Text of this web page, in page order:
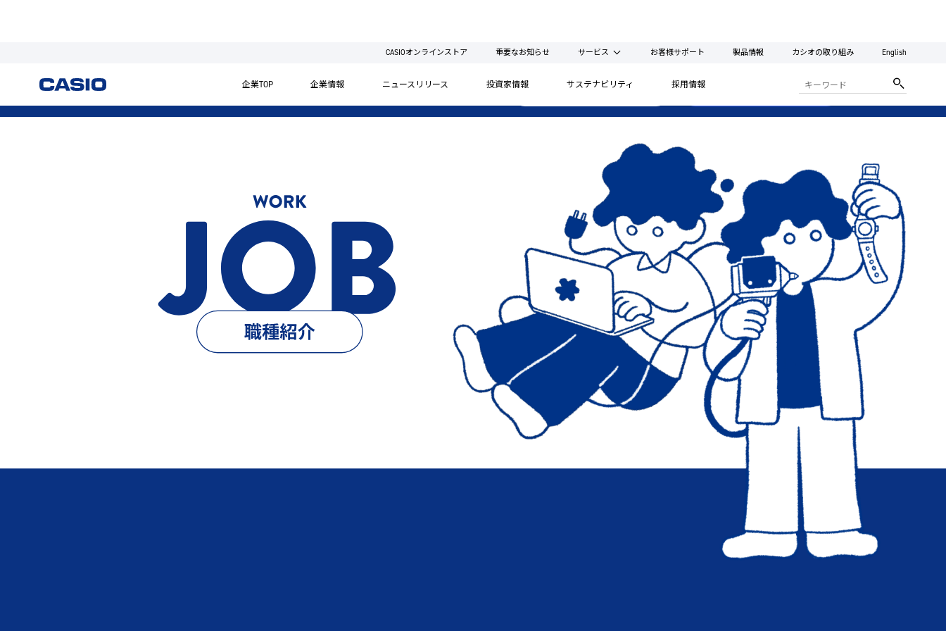
CASIOオンラインストア 重要なお知らせ サービス お客様サポート 製品情報 カシオの取り組み English
企業TOP 企業情報 ニュースリリース 投資家情報 サステナビリティ 採用情報
RECRUITING 2026 2028 卒 ENTRY 2027 卒 ENTRY
パーパスビジョン
ヒストリー
事業内容
会社概要
職種紹介
教育制度とキャリアパス
カシオの働き方
オフィス
RECRUIT INFORMATION